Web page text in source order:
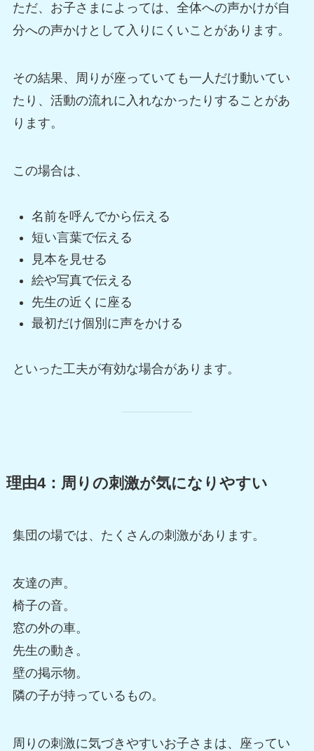
ただ、お子さまによっては、全体への声かけが自
分への声かけとして入りにくいことがあります。
その結果、周りが座っていても一人だけ動いてい
たり、活動の流れに入れなかったりすることがあ
ります。
この場合は、
名前を呼んでから伝える
短い言葉で伝える
見本を見せる
絵や写真で伝える
先生の近くに座る
最初だけ個別に声をかける
といった工夫が有効な場合があります。
理由4：周りの刺激が気になりやすい
集団の場では、たくさんの刺激があります。
友達の声。
椅子の音。
窓の外の車。
先生の動き。
壁の掲示物。
隣の子が持っているもの。
周りの刺激に気づきやすいお子さまは、座ってい